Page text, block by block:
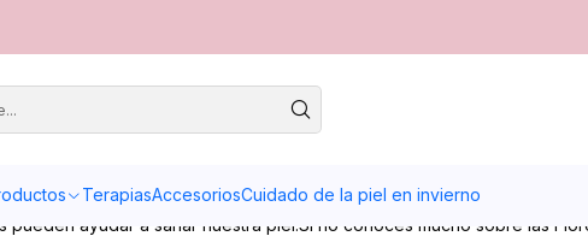
TerapiasAccesoriosCuidado de la piel en invierno
ayudar a sanar nuestra piel.Si no conoces mucho sobre las